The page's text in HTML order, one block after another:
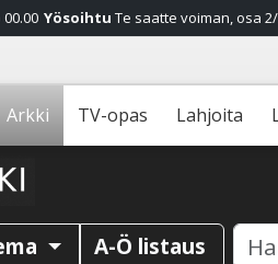
Yösoihtu Te saatte voiman, osa
Arkki TV-opas Lahjoita
A-Ö listaus